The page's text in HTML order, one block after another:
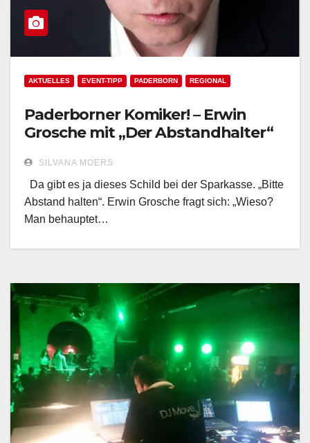
AKTUELLES EVENT-TIPP PADERBORN REGIONAL
Paderborner Komiker! – Erwin
Grosche mit „Der Abstandhalter“
SILVANA MOERS
Da gibt es ja dieses Schild bei der Sparkasse. „Bitte
Abstand halten“. Erwin Grosche fragt sich: „Wieso?
Man behauptet…